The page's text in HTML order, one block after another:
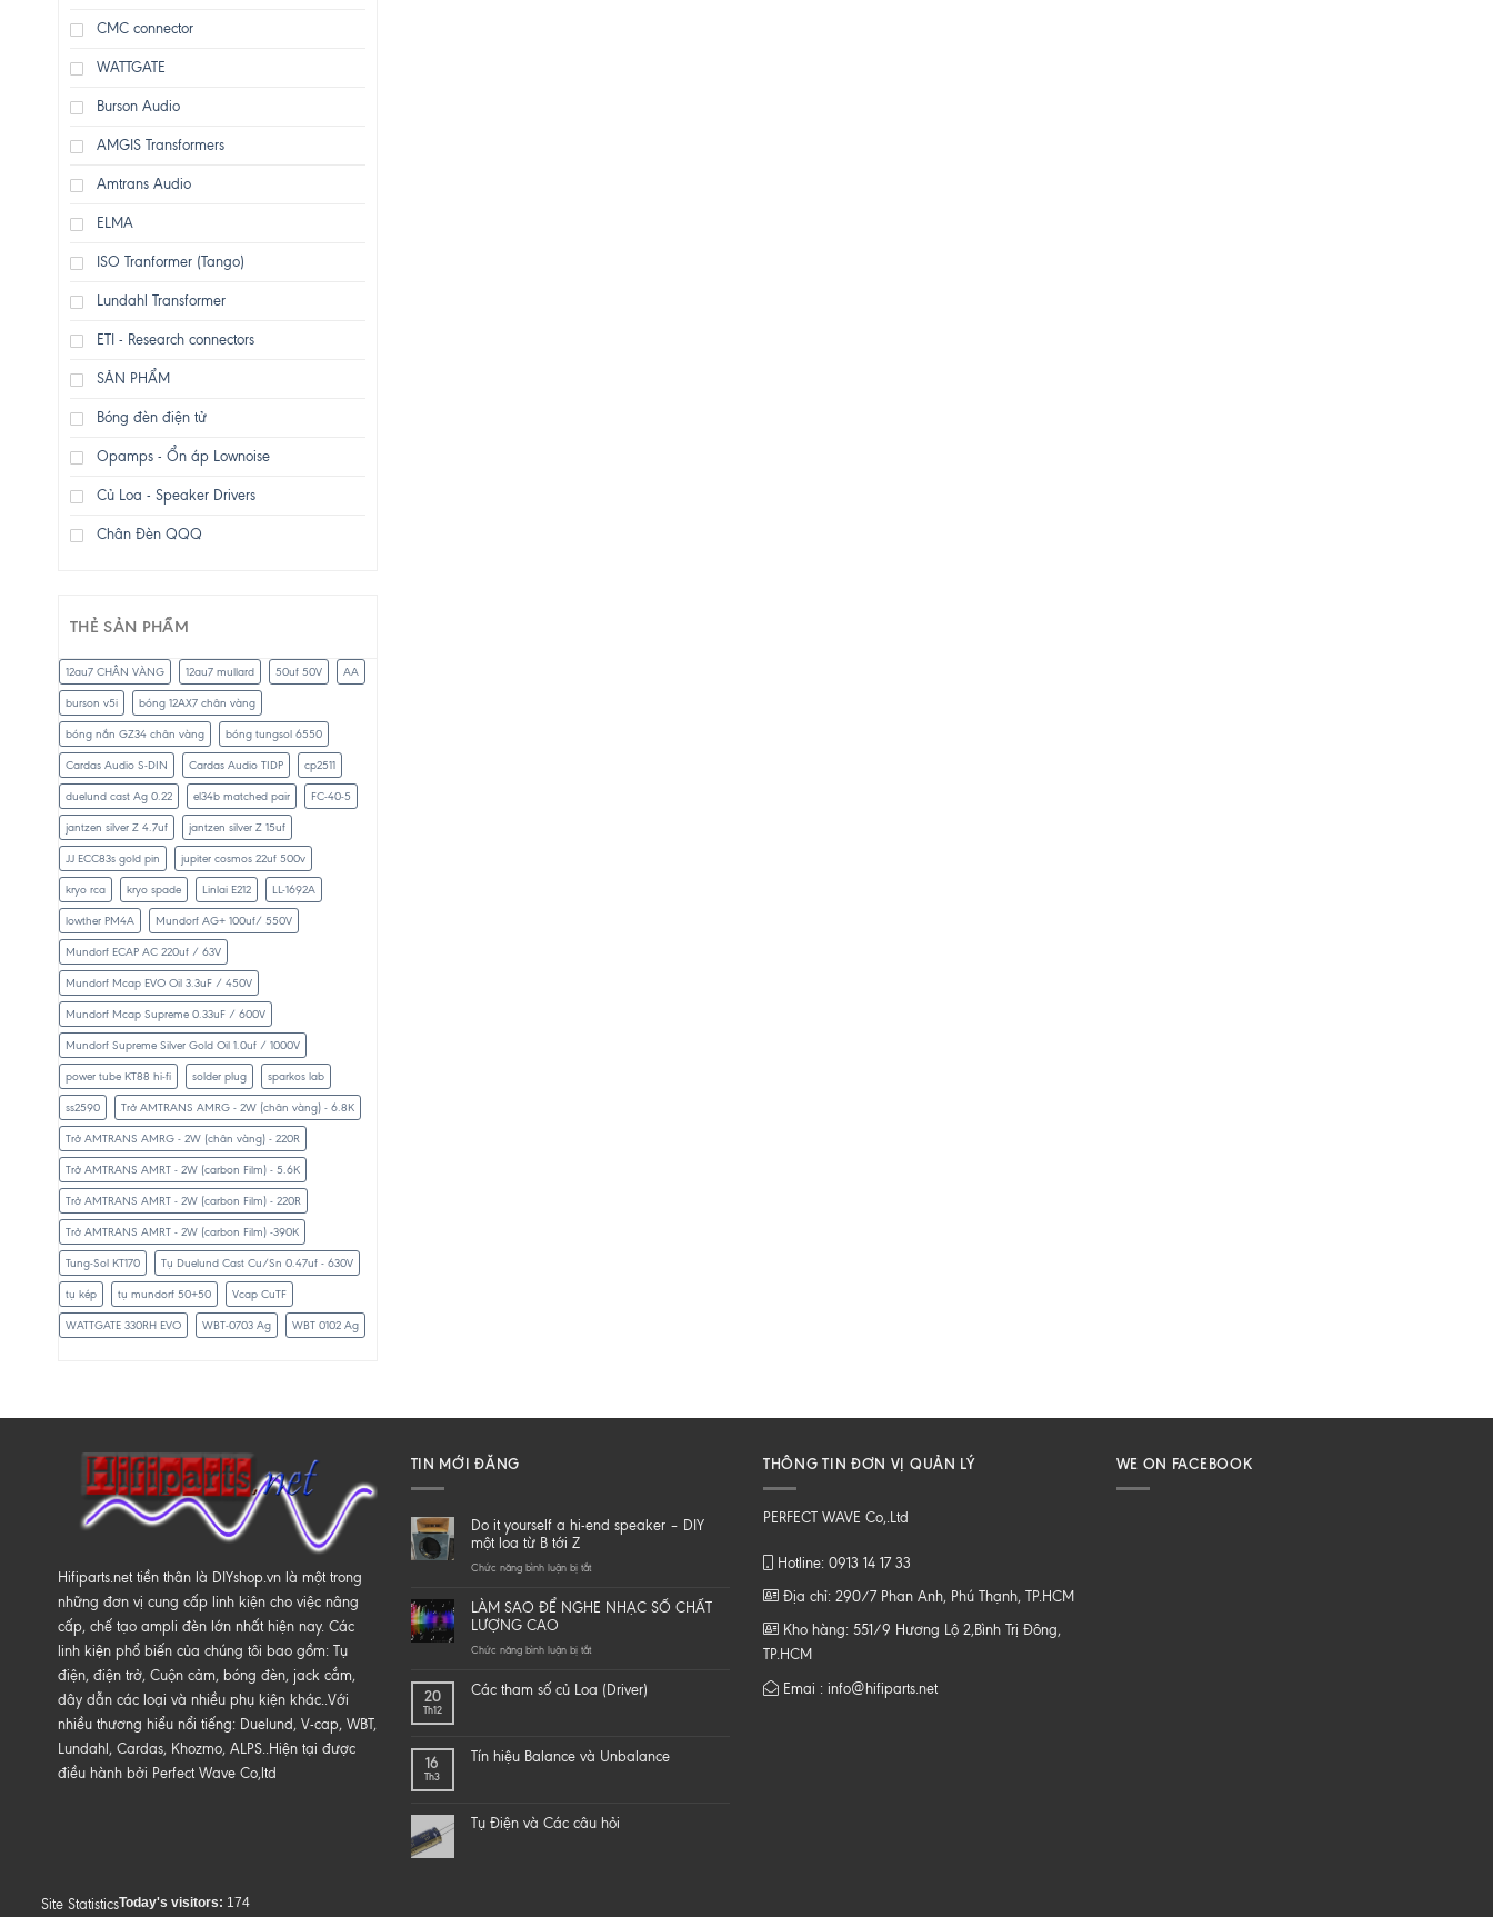
CMC connector
WATTGATE
Burson Audio
AMGIS Transformers
Amtrans Audio
ELMA
ISO Tranformer (Tango)
Lundahl Transformer
ETI - Research connectors
SẢN PHẨM
Bóng đèn điện tử
Opamps - Ổn áp Lownoise
Củ Loa - Speaker Drivers
Chân Đèn QQQ
THẺ SẢN PHẨM
12au7 CHÂN VÀNG 12au7 mullard 50uf 50V AA
burson v5i bóng 12AX7 chân vàng
bóng nắn GZ34 chân vàng bóng tungsol 6550
Cardas Audio S-DIN Cardas Audio TIDP cp2511
duelund cast Ag 0.22 el34b matched pair FC-40-5
jantzen silver Z 4.7uf jantzen silver Z 15uf
JJ ECC83s gold pin jupiter cosmos 22uf 500v
kryo rca kryo spade Linlai E212 LL-1692A
lowther PM4A Mundorf AG+ 100uf/ 550V
Mundorf ECAP AC 220uf / 63V
Mundorf Mcap EVO Oil 3.3uF / 450V
Mundorf Mcap Supreme 0.33uF / 600V
Mundorf Supreme Silver Gold Oil 1.0uf / 1000V
power tube KT88 hi-fi solder plug sparkos lab
ss2590 Trở AMTRANS AMRG - 2W (chân vàng) - 6.8K
Trở AMTRANS AMRG - 2W (chân vàng) - 220R
Trở AMTRANS AMRT - 2W (carbon Film) - 5.6K
Trở AMTRANS AMRT - 2W (carbon Film) - 220R
Trở AMTRANS AMRT - 2W (carbon Film) -390K
Tung-Sol KT170 Tụ Duelund Cast Cu/Sn 0.47uf - 630V
tụ kép tụ mundorf 50+50 Vcap CuTF
WATTGATE 330RH EVO WBT-0703 Ag WBT 0102 Ag
Hifiparts.net tiền thân là DIYshop.vn là một trong
những đơn vị cung cấp linh kiện cho việc nâng
cấp, chế tạo ampli đèn lớn nhất hiện nay. Các
linh kiện phổ biến của chúng tôi bao gồm: Tụ
điện, điện trở, Cuộn cảm, bóng đèn, jack cắm,
dây dẫn các loại và nhiều phụ kiện khác..Với
nhiều thương hiểu nổi tiếng: Duelund, V-cap, WBT,
Lundahl, Cardas, Khozmo, ALPS..Hiện tại được
điều hành bởi Perfect Wave Co,ltd
TIN MỚI ĐĂNG
Do it yourself a hi-end speaker – DIY
một loa từ B tới Z
Chức năng bình luận bị tắtở
it
hi-
speaker
loa
LÀM SAO ĐỂ NGHE NHẠC SỐ CHẤT
LƯỢNG CAO
Chức năng bình luận bị tắtở
SAO
SỐ
20
Th12
Các tham số củ Loa (Driver)
16
Th3
Tín hiệu Balance và Unbalance
Tụ Điện và Các câu hỏi
THÔNG TIN ĐƠN VỊ QUẢN LÝ
PERFECT WAVE Co,.Ltd
Hotline: 0913 14 17 33
Địa chỉ: 290/7 Phan Anh, Phú Thạnh, TP.HCM
Kho hàng: 551/9 Hương Lộ 2,Bình Trị Đông,
TP.HCM
Emai : info@hifiparts.net
WE ON FACEBOOK
Site StatisticsToday's visitors: 174